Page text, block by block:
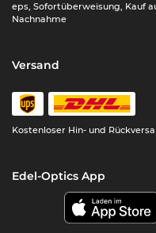
eps, Sofortüberweisung, Kauf
Nachnahme
Versand
Kostenloser Hin- und
Edel-Optics App